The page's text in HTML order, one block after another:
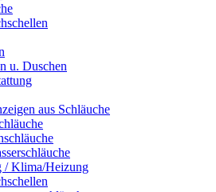
u. Duschen
aus Schläuche
/ Klima/Heizung